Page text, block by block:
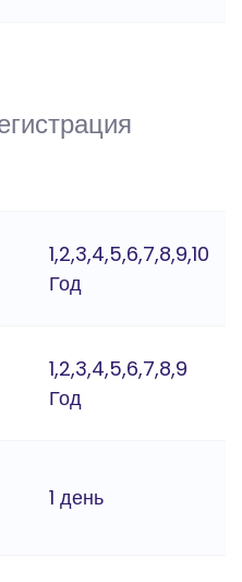
1,2,3,4,5,6,7,8,9,10
Год
1,2,3,4,5,6,7,8,9
Год
1 день